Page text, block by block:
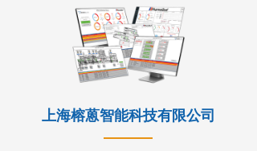
上海榕蒽智能科技有限公司